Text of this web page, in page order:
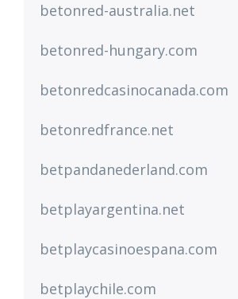
betonred-australia.net
betonred-hungary.com
betonredcasinocanada.com
betonredfrance.net
betpandanederland.com
betplayargentina.net
betplaycasinoespana.com
betplaychile.com